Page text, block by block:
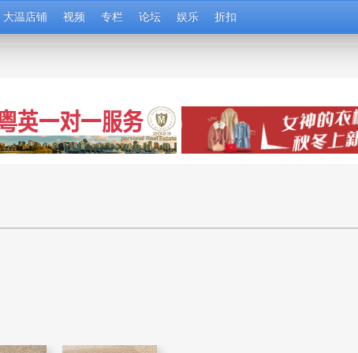
大温店铺 视频 专栏 论坛 娱乐 折扣